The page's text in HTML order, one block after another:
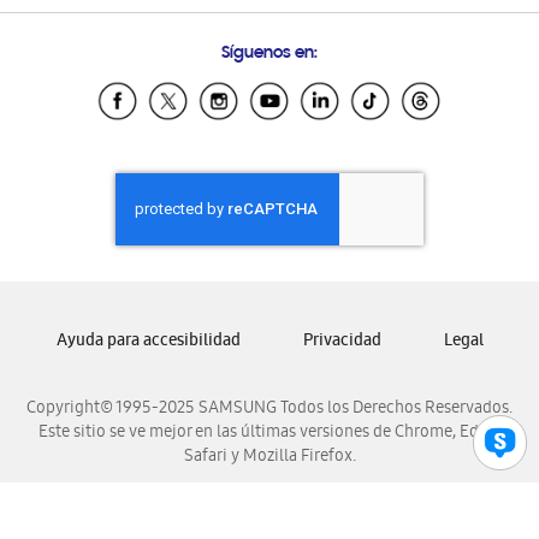
Samsung Ecuador
Samsung El Salvador
Samsung Honduras
Samsung Nicaragua
Samsung Panamá
Samsung Venezuela
Síguenos en:
Copyright© 1995-2025 SAMSUNG Todos los Derechos Reservados.
Este sitio se ve mejor en las últimas versiones de Chrome, Edge,
Safari y Mozilla Firefox.
Ayuda para accesibilidad Privacidad Legal